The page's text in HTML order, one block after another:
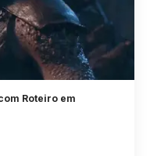
Roteiro em